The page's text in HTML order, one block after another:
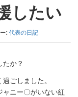
したい
:代表の日記
か？
ごしました。
ニー〇がいない紅